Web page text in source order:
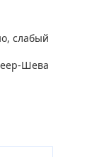
слабый
Шева